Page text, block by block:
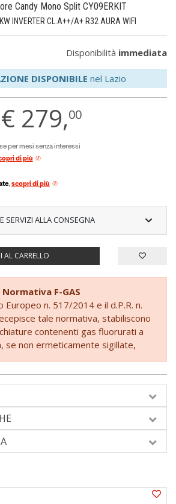
Candy Mono Split CY09ERKIT
INVERTER CL.A++/A+ R32 AURA WIFI
Disponibilità immediata
DISPONIBILE nel Lazio
€ 279,00
per mesi senza interessi
di più
, scopri di più
SERVIZI ALLA CONSEGNA
AL CARRELLO
Normativa F-GAS
Europeo n. 517/2014 e il d.P.R. n.
tale normativa, stabiliscono
contenenti gas fluorurati a
se non ermeticamente sigillate,
è eseguita da un'azienda
certificata.
di completare l'ordine, sarà
l'impegno a rispettare le normative
vigenti per l'installazione
dell'apparecchiatura.
è obbligatoria per concludere
acquistare anche il servizio di
disponibile), esso verrà eseguito